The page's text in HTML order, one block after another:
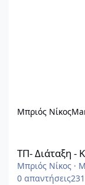
Μπριός Νίκος
ΤΠ- Διάταξη -
Μπριός Νίκος ·
0 απαντήσεις231